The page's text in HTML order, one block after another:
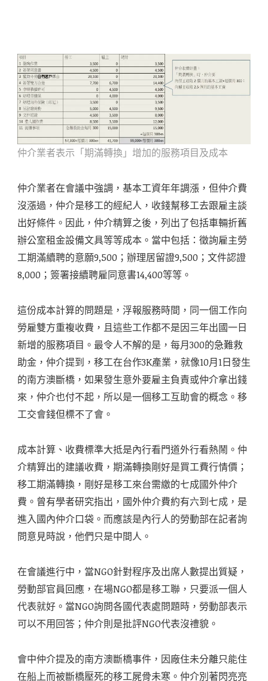
仲介業者表示「期滿轉換」增加的服務項目及成本
仲介業者在會議中強調，基本工資年年調漲，但仲介費
沒漲過，仲介是移工的經紀人，收錢幫移工去跟雇主談
出好條件。因此，仲介精算之後，列出了包括車輛折舊
辦公室租金設備文具等等成本。當中包括：徵詢雇主勞
工期滿續聘的意願9,500；辦理居留證9,500；文件認證
8,000；簽署接續聘雇同意書14,400等等。
這份成本計算的問題是，浮報服務時間，同一個工作向
勞雇雙方重複收費，且這些工作都不是因三年出國一日
新增的服務項目。最令人不解的是，每月300的急難救
助金，仲介提到，移工在台作3K產業，就像10月1日發生
的南方澳斷橋，如果發生意外要雇主負責或仲介拿出錢
來，仲介也付不起，所以是一個移工互助會的概念。移
工交會錢但標不了會。
成本計算、收費標準大抵是內行看門道外行看熱鬧。仲
介精算出的建議收費，期滿轉換剛好是買工費行情價；
移工期滿轉換，剛好是移工來台需繳的七成國外仲介
費。曾有學者研究指出，國外仲介費約有六到七成，是
進入國內仲介口袋。而應該是內行人的勞動部在記者詢
問意見時說，他們只是中間人。
在會議進行中，當NGO針對程序及出席人數提出質疑，
勞動部官員回應，在場NGO都是移工聯，只要派一個人
代表就好。當NGO詢問各國代表處問題時，勞動部表示
可以不用回答；仲介則是批評NGO代表沒禮貌。
會中仲介提及的南方澳斷橋事件，因廠住未分離只能住
在船上而被斷橋壓死的移工屍骨未寒。仲介別著閃亮亮